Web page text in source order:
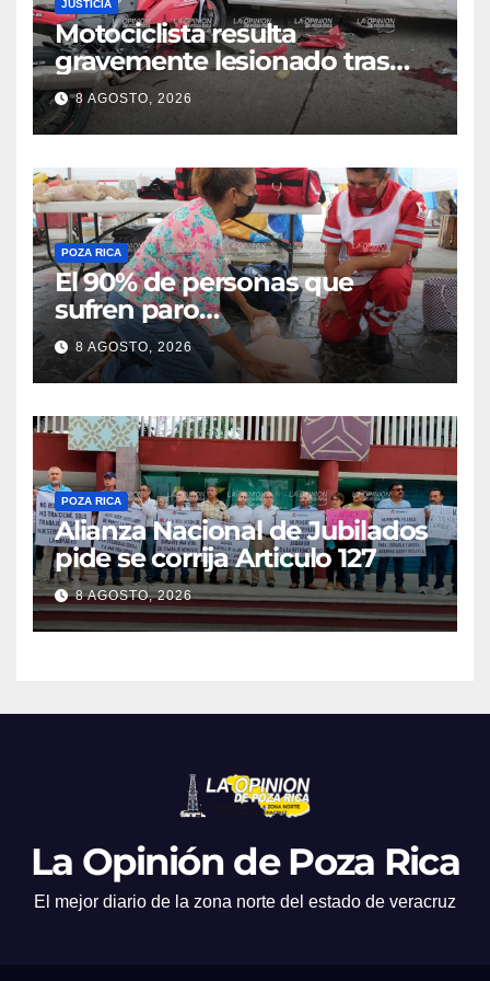
JUSTICIA
Motociclista resulta
gravemente lesionado tras
choque en la colonia Ricardo
Flores Magón
8 AGOSTO, 2026
POZA RICA
El 90% de personas que
sufren paro
cardiorrespiratorio mueren
8 AGOSTO, 2026
POZA RICA
Alianza Nacional de Jubilados
pide se corrija Articulo 127
8 AGOSTO, 2026
La Opinión de Poza Rica
El mejor diario de la zona norte del estado de veracruz